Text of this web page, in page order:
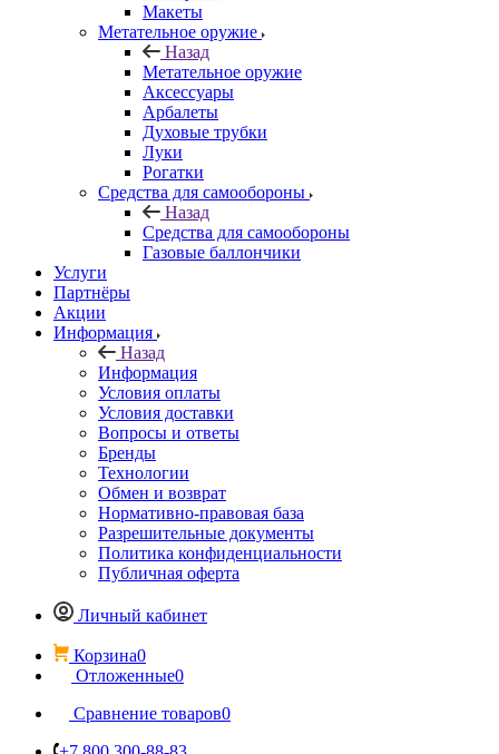
Макеты
Метательное оружие
Назад
Метательное оружие
Аксессуары
Арбалеты
Духовые трубки
Луки
Рогатки
Средства для самообороны
Назад
Средства для самообороны
Газовые баллончики
Услуги
Партнёры
Акции
Информация
Назад
Информация
Условия оплаты
Условия доставки
Вопросы и ответы
Бренды
Технологии
Обмен и возврат
Нормативно-правовая база
Разрешительные документы
Политика конфиденциальности
Публичная оферта
Личный кабинет
Корзина0
Отложенные0
Сравнение товаров0